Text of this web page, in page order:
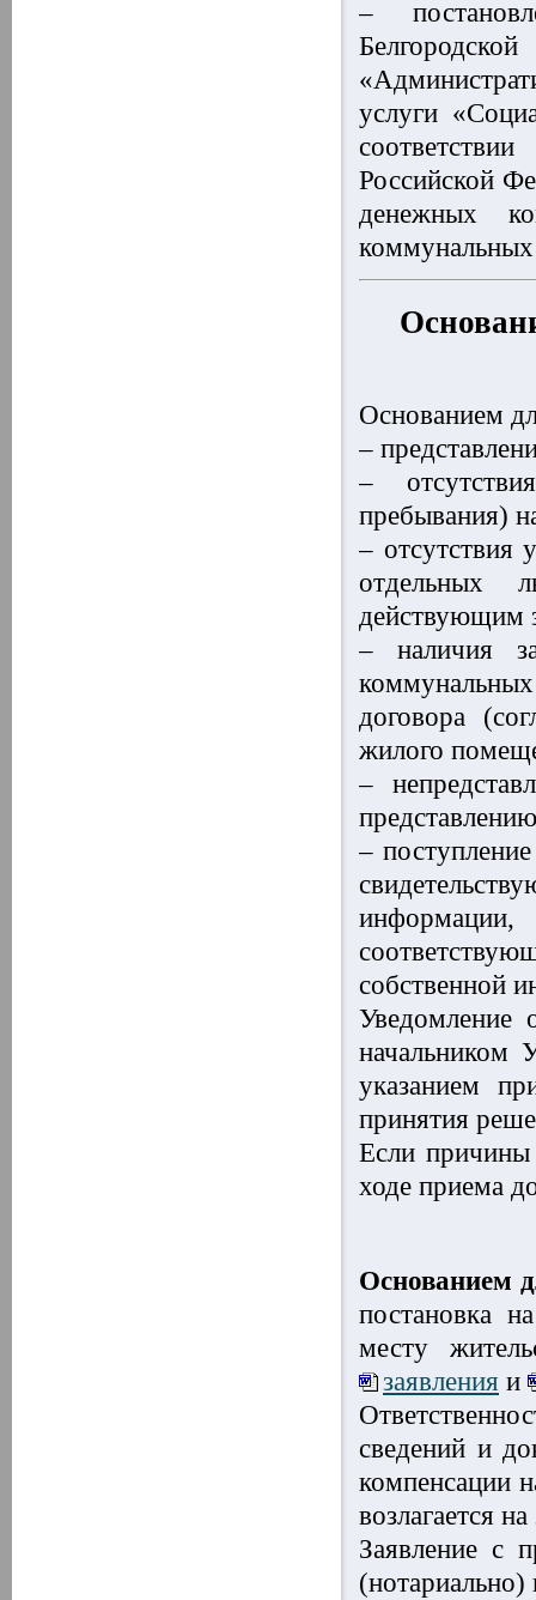
–
услуги
Российской
денежных
коммунальных
Основанием
–
–
пребывания)
– отсутствия
отдельных
действующим
– наличия
договора
жилого
–
–
собственной
Уведомление
начальником
указанием
принятия
Если причины
ходе приема
Основанием
постановка
месту
заявления и
сведений и
компенсации
возлагается
Заявление с